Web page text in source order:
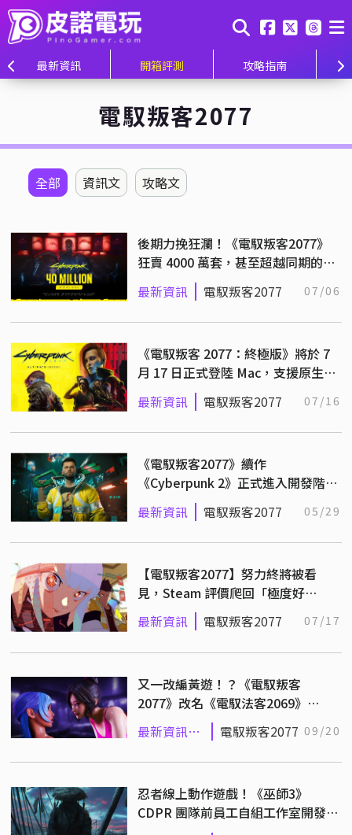
最新資訊 開箱評測 攻略指南
電馭叛客2077
全部 資訊文 攻略文
後期力挽狂瀾！《電馭叛客2077》
狂賣 4000 萬套，甚至超越同期的
《巫師3》
最新資訊 電馭叛客2077 07/06
《電馭叛客 2077：終極版》將於 7
月 17 日正式登陸 Mac，支援原生光
追技術！
最新資訊 電馭叛客2077 07/16
《電馭叛客2077》續作
《Cyberpunk 2》正式進入開發階
段！吸取前作教訓，確保達到更高標
準！
最新資訊 電馭叛客2077 05/29
【電馭叛客2077】努力終將被看
見，Steam 評價爬回「極度好
評」！
最新資訊 電馭叛客2077 07/17
又一改編黃遊！？《電馭叛客
2077》改名《電馭法客2069》
Steam 火熱開射！
最新資訊
電馭叛客2077 09/20
忍者線上動作遊戲！《巫師3》
CDPR 團隊前員工自組工作室開發